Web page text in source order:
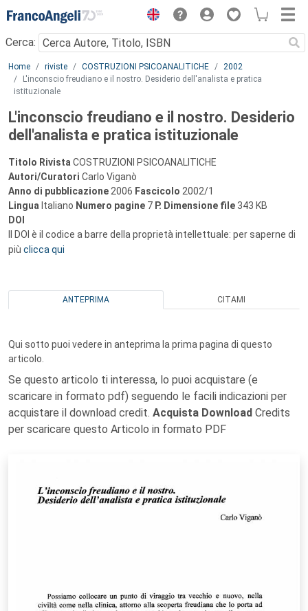
Menu
Cerca:
Main content
Home riviste COSTRUZIONI PSICOANALITICHE
2002
L'inconscio freudiano e il nostro. Desiderio dell'analista e pratica
istituzionale
L'inconscio freudiano e il nostro. Desiderio
dell'analista e pratica istituzionale
Titolo Rivista COSTRUZIONI PSICOANALITICHE
Autori/Curatori Carlo Viganò
Anno di pubblicazione 2006 Fascicolo 2002/1
Lingua Italiano Numero pagine 7 P. Dimensione file 343 KB
DOI
Il DOI è il codice a barre della proprietà intellettuale: per saperne di
più clicca qui
ANTEPRIMA CITAMI
Qui sotto puoi vedere in anteprima la prima pagina di questo
articolo.
Se questo articolo ti interessa, lo puoi acquistare (e
scaricare in formato pdf) seguendo le facili indicazioni per
acquistare il download credit. Acquista Download Credits
per scaricare questo Articolo in formato PDF